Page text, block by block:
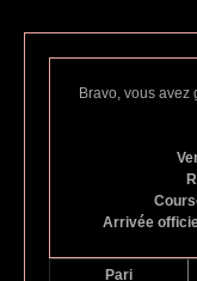
Bravo, vous avez
Arrivée
Pari